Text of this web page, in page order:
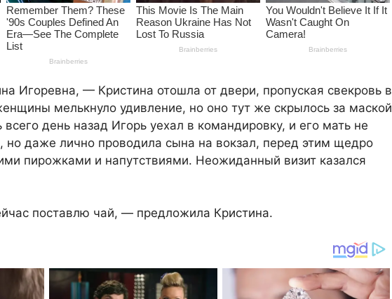
Игоревна, — Кристина отошла от двери, пропуская свекровь в
мелькнуло удивление, но оно тут же скрылось за маской
день назад Игорь уехал в командировку, и его мать не
но даже лично проводила сына на вокзал, перед этим щедро
пирожками и напутствиями. Неожиданный визит казался
поставлю чай, — предложила Кристина.